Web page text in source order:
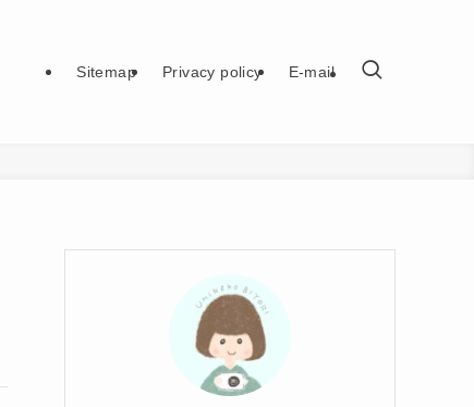
Sitemap Privacy policy E-mail